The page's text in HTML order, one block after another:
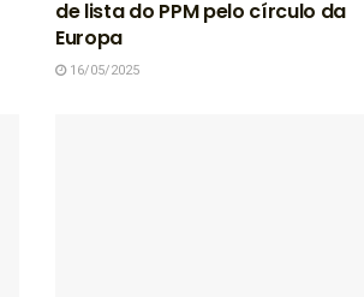
de lista do PPM pelo círculo da
Europa
16/05/2025